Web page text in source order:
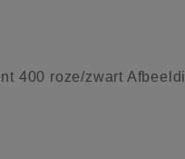
400 roze/zwart